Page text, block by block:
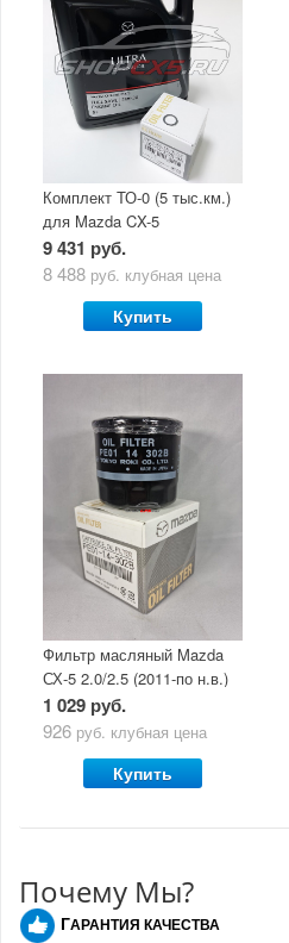
Комплект ТО-0 (5 тыс.км.)
для Mazda CX-5
(двигатель 2.0/2.5) с
маслом Mazda Original Oil
9 431 руб.
8 488 руб. клубная цена
Купить
Фильтр масляный Mazda
СХ-5 2.0/2.5 (2011-по н.в.)
1 029 руб.
926 руб. клубная цена
Купить
Почему Мы?
ГАРАНТИЯ КАЧЕСТВА